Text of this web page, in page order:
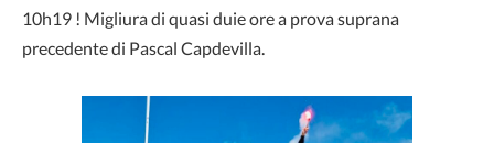
10h19 ! Migliura di quasi duie ore a prova suprana
precedente di Pascal Capdevilla.